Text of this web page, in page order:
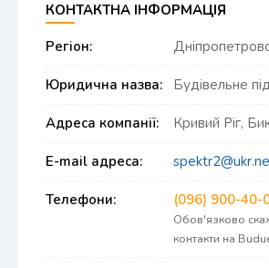
КОНТАКТНА ІНФОРМАЦІЯ
Регіон:
Юридична назва: Будівельне
Адреса компанії: Кривий Ріг,
E-mail адреса:
Телефони: (096) 900-40-
Обов'язково
контакти на